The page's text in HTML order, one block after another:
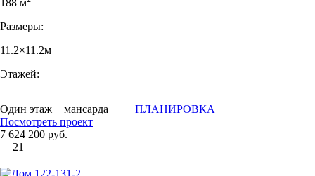
Размеры:
11.2×11.2м
Этажей:
Один этаж + мансарда
ПЛАНИРОВКА
Посмотреть проект
7 624 200 руб.
21